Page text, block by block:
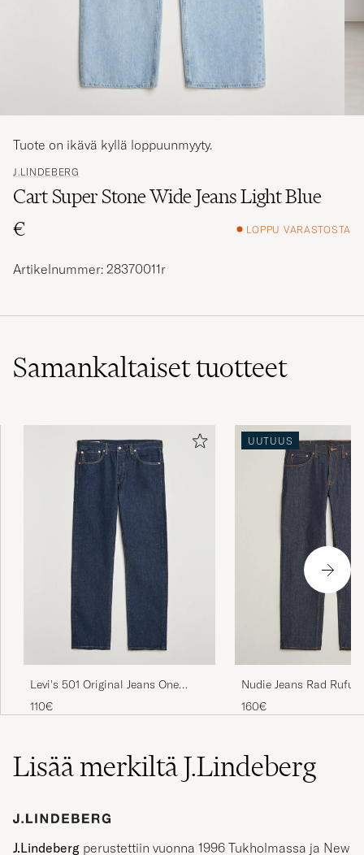
J.LINDEBERG
Cart Super Stone Wide Jeans Light Blue
€
LOPPU VARASTOSTA
Tuote on ikävä kyllä loppuunmyyty.
Artikelnummer: 28370011r
Samankaltaisettuotteet
Levi's 501 Original Jeans One
Wash
110€
UUTUUS
Nudie Jeans Rad Rufus
One
160€
Lisää merkiltä J.Lindeberg
J.Lindeberg perustettiin vuonna 1996 Tukholmassa ja New